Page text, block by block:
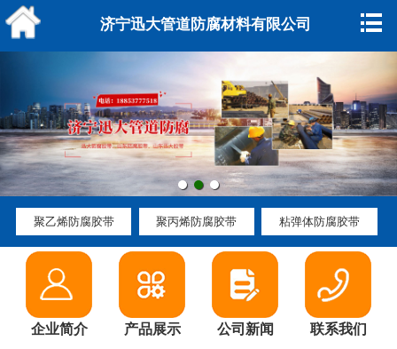
网站主页
产品展示
资质荣誉
行业动态
参展动态
公司环境
济宁迅大管道防腐材料有限公司
聚乙烯防腐胶带 聚丙烯防腐胶带 粘弹体防腐胶带
企业简介 产品展示 公司新闻 联系我们